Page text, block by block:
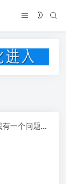
猎聘网账号购买-1、我有一个问题让我很反感、我在猎聘网注册的用户名居然无缘无故被封杀了； 2、猎聘网这种行为不可理解